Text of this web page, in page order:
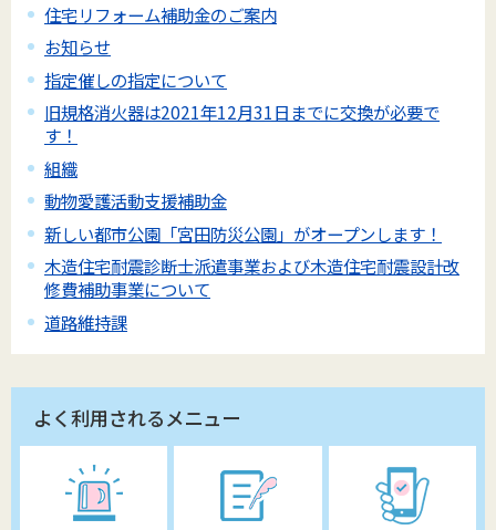
住宅リフォーム補助金のご案内
お知らせ
指定催しの指定について
旧規格消火器は2021年12月31日までに交換が必要で
す！
組織
動物愛護活動支援補助金
新しい都市公園「宮田防災公園」がオープンします！
木造住宅耐震診断士派遣事業および木造住宅耐震設計改
修費補助事業について
道路維持課
よく利用されるメニュー